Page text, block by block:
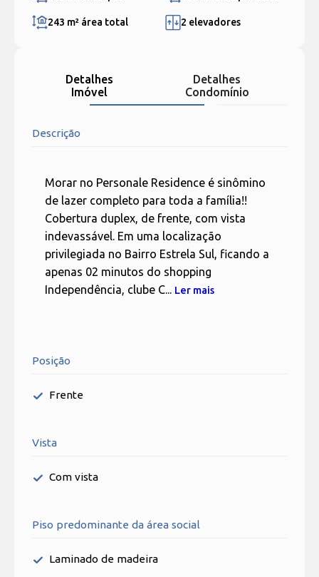
243 m² área total 2 elevadores
Detalhes
Imóvel
Detalhes
Condomínio
Descrição
Morar no Personale Residence é sinômino
de lazer completo para toda a família!!
Cobertura duplex, de frente, com vista
indevassável. Em uma localização
privilegiada no Bairro Estrela Sul, ficando a
apenas 02 minutos do shopping
Independência, clube C... Ler mais
Posição
Frente
Vista
Com vista
Piso predominante da área social
Laminado de madeira